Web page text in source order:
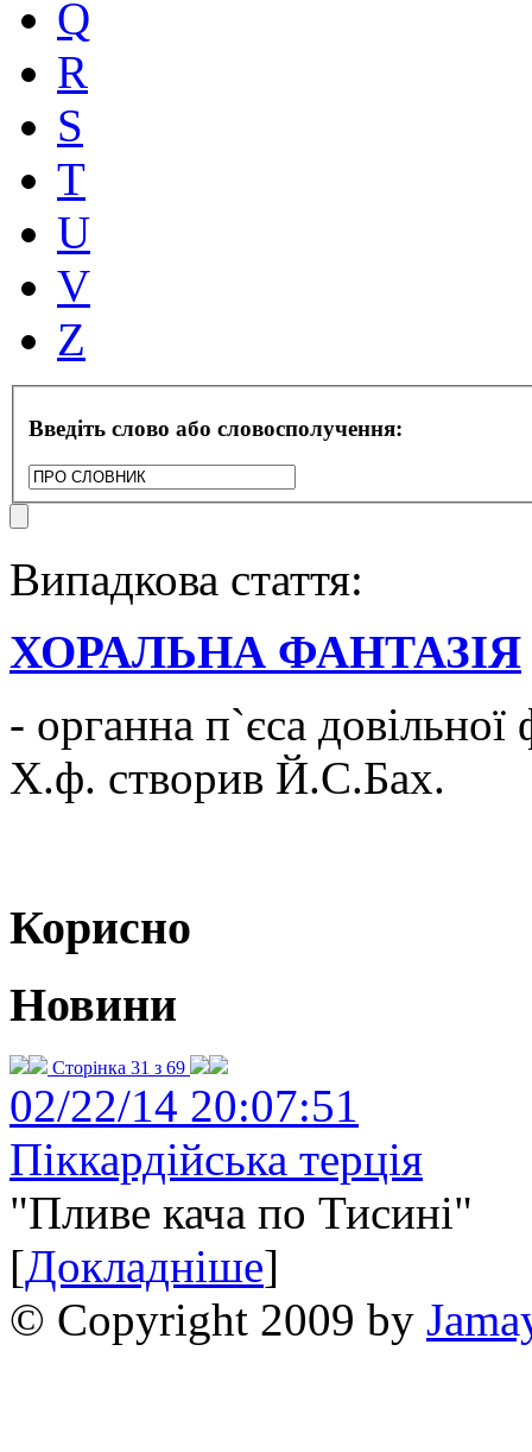
Q
R
S
T
U
V
Z
Введіть слово або словосполучення:
Випадкова стаття:
ХОРАЛЬНА ФАНТАЗІЯ
- органна п`єса
Х.ф. створив Й.С.Бах.
Корисно
Новини
Сторінка 31 з 69
02/22/14 20:07:51
Піккардійська терція
"Пливе кача по Тисині"
[Докладніше]
© Copyright 2009 by